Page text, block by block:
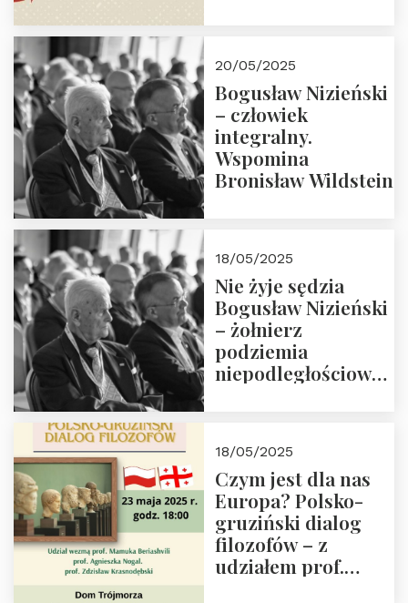
20/05/2025
Bogusław Nizieński
– człowiek
integralny.
Wspomina
Bronisław Wildstein
18/05/2025
Nie żyje sędzia
Bogusław Nizieński
– żołnierz
podziemia
niepodległościowego
społeczny, członek
Kapituły Nagrody
im. Prezydenta
Lecha
Kaczyńskiego.
Wielki autorytet.
18/05/2025
Czym jest dla nas
Europa? Polsko-
gruziński dialog
filozofów – z
udziałem prof.